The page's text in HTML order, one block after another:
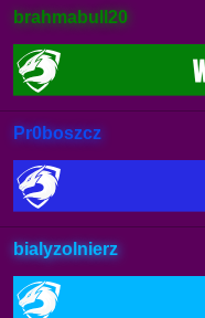
brahmabull20
Pr0boszcz
bialyzolnierz